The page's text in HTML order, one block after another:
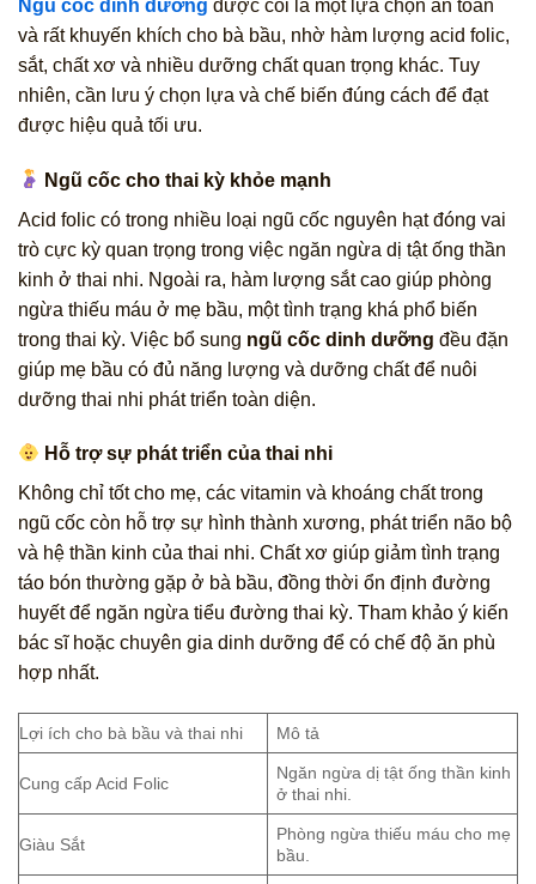
Ngũ cốc dinh dưỡng được coi là một lựa chọn an toàn
và rất khuyến khích cho bà bầu, nhờ hàm lượng acid folic,
sắt, chất xơ và nhiều dưỡng chất quan trọng khác. Tuy
nhiên, cần lưu ý chọn lựa và chế biến đúng cách để đạt
được hiệu quả tối ưu.
Ngũ cốc cho thai kỳ khỏe mạnh
Acid folic có trong nhiều loại ngũ cốc nguyên hạt đóng vai
trò cực kỳ quan trọng trong việc ngăn ngừa dị tật ống thần
kinh ở thai nhi. Ngoài ra, hàm lượng sắt cao giúp phòng
ngừa thiếu máu ở mẹ bầu, một tình trạng khá phổ biến
trong thai kỳ. Việc bổ sung ngũ cốc dinh dưỡng đều đặn
giúp mẹ bầu có đủ năng lượng và dưỡng chất để nuôi
dưỡng thai nhi phát triển toàn diện.
Hỗ trợ sự phát triển của thai nhi
Không chỉ tốt cho mẹ, các vitamin và khoáng chất trong
ngũ cốc còn hỗ trợ sự hình thành xương, phát triển não bộ
và hệ thần kinh của thai nhi. Chất xơ giúp giảm tình trạng
táo bón thường gặp ở bà bầu, đồng thời ổn định đường
huyết để ngăn ngừa tiểu đường thai kỳ. Tham khảo ý kiến
bác sĩ hoặc chuyên gia dinh dưỡng để có chế độ ăn phù
hợp nhất.
Lợi ích cho bà bầu và thai nhi Mô tả
Cung cấp Acid Folic
Ngăn ngừa dị tật ống thần kinh
ở thai nhi.
Giàu Sắt
Phòng ngừa thiếu máu cho mẹ
bầu.